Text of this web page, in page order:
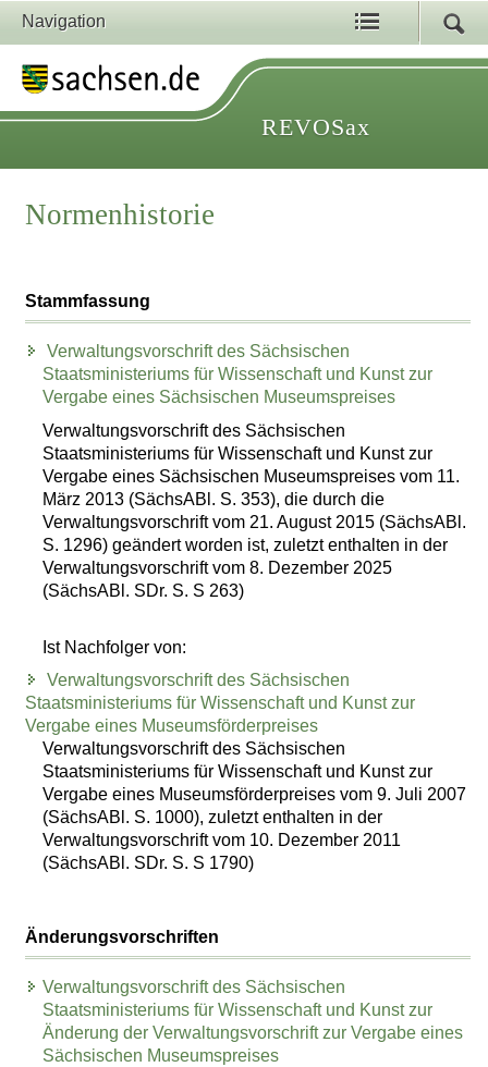
Navigation
REVOSax
Normenhistorie
Stammfassung
Verwaltungsvorschrift des Sächsischen
Staatsministeriums für Wissenschaft und Kunst zur
Vergabe eines Sächsischen Museumspreises
Verwaltungsvorschrift des Sächsischen
Staatsministeriums für Wissenschaft und Kunst zur
Vergabe eines Sächsischen Museumspreises vom 11.
März 2013 (SächsABl. S. 353), die durch die
Verwaltungsvorschrift vom 21. August 2015 (SächsABl.
S. 1296) geändert worden ist, zuletzt enthalten in der
Verwaltungsvorschrift vom 8. Dezember 2025
(SächsABl. SDr. S. S 263)
Ist Nachfolger von:
Verwaltungsvorschrift des Sächsischen
Staatsministeriums für Wissenschaft und Kunst zur
Vergabe eines Museumsförderpreises
Verwaltungsvorschrift des Sächsischen
Staatsministeriums für Wissenschaft und Kunst zur
Vergabe eines Museumsförderpreises vom 9. Juli 2007
(SächsABl. S. 1000), zuletzt enthalten in der
Verwaltungsvorschrift vom 10. Dezember 2011
(SächsABl. SDr. S. S 1790)
Änderungsvorschriften
Verwaltungsvorschrift des Sächsischen
Staatsministeriums für Wissenschaft und Kunst zur
Änderung der Verwaltungsvorschrift zur Vergabe eines
Sächsischen Museumspreises